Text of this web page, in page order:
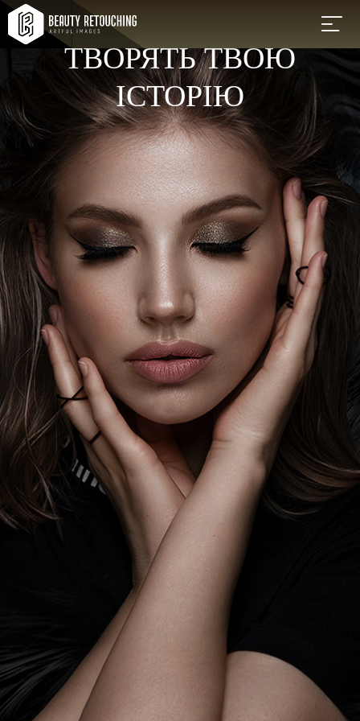
СТИЛЬНІ ОБРАЗИ, ЯКІ
ТВОРЯТЬ ТВОЮ
ІСТОРІЮ